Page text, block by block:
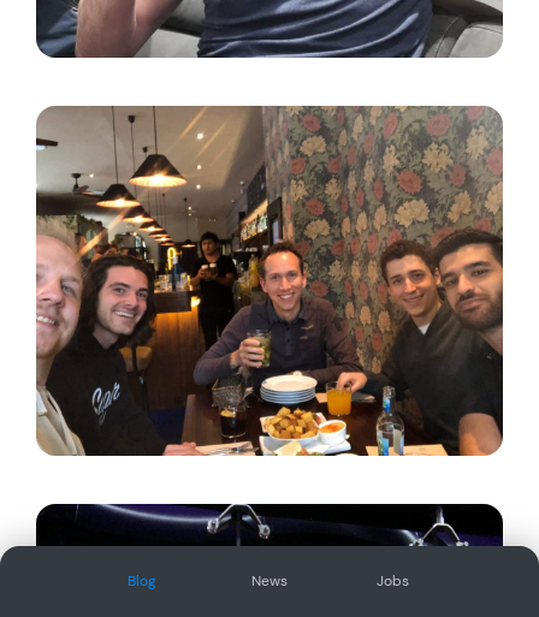
Blog News Jobs